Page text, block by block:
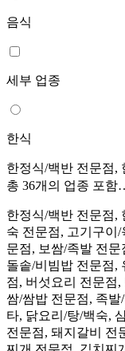
음식
세부 업종
한식
한정식/백반 전문점,
총 36개의 업종 포함
한정식/백반 전문점,
숙 전문점, 고기구이
문점, 보쌈/족발 전
돌솥/비빔밥 전문점,
점, 버섯요리 전문점
쌈/쌈밥 전문점, 족발
타, 닭요리/탕/백숙,
전문점, 돼지갈비 전